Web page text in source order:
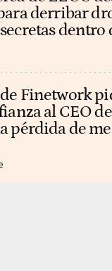
derribar
dentro
Finetwork
al CEO
pérdida de